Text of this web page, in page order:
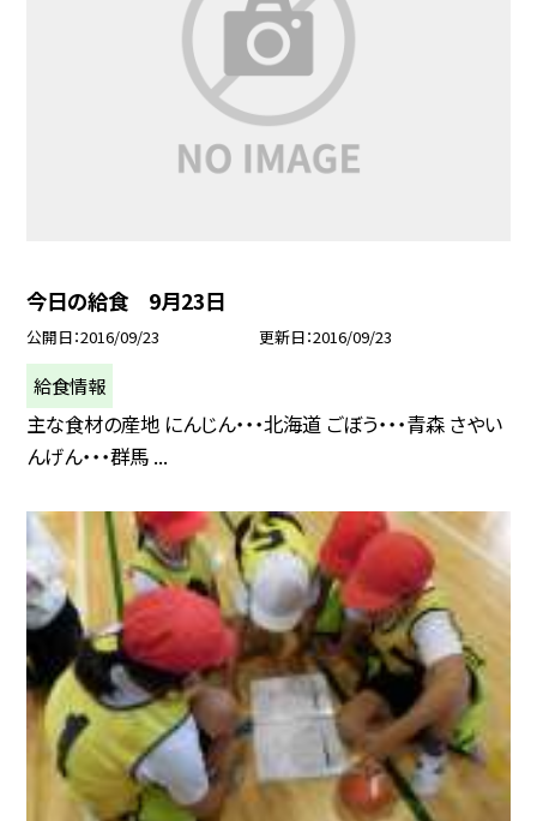
今日の給食 9月23日
公開日 2016/09/23 更新日 2016/09/23
給食情報
主な食材の産地 にんじん・・・北海道 ごぼう・・・青森 さやい
んげん・・・群馬 ...